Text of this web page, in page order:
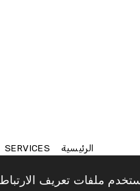
ملفات تعريف
الرئيسية SERVICES